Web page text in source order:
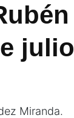
julio
Miranda.